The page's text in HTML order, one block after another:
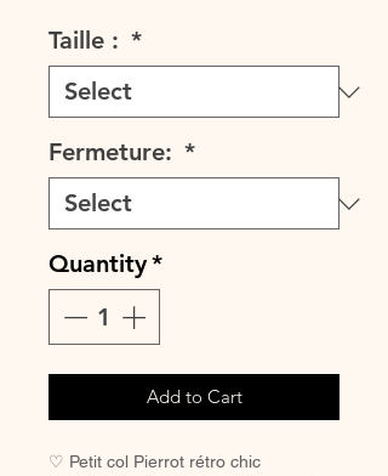
Taille : *
Fermeture: *
Quantity*
Add to Cart
♡ Petit col Pierrot rétro chic